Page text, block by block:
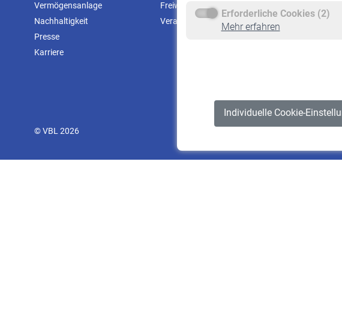
Erforderliche Cookies (2)
Mehr erfahren
Individuelle Cookie-
Vermögensanlage
Nachhaltigkeit
Presse
Karriere
Freiwillige Versicherung
Veranstaltungen
Staatliche
© VBL 2026